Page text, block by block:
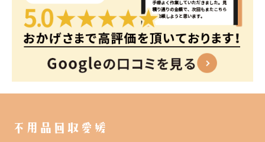
不用品回収愛媛